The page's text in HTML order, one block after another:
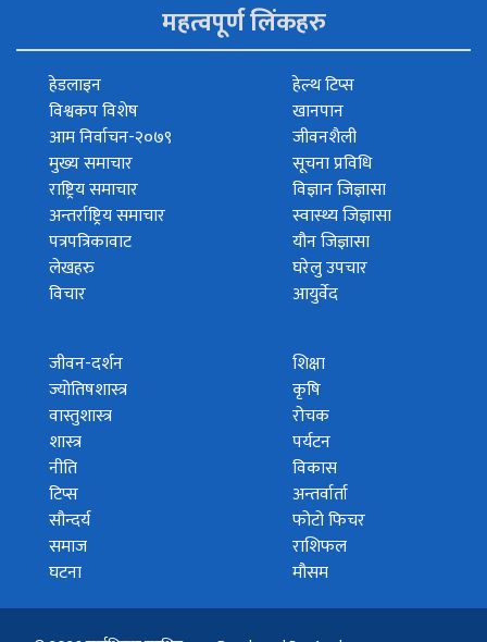
महत्वपूर्ण लिंकहरु
हेडलाइन
विश्वकप विशेष
आम निर्वाचन-२०७९
मुख्य समाचार
राष्ट्रिय समाचार
अन्तर्राष्ट्रिय समाचार
पत्रपत्रिकावाट
लेखहरु
विचार
हेल्थ टिप्स
खानपान
जीवनशैली
सूचना प्रविधि
विज्ञान जिज्ञासा
स्वास्थ्य जिज्ञासा
यौन जिज्ञासा
घरेलु उपचार
आयुर्वेद
जीवन-दर्शन
ज्योतिषशास्त्र
वास्तुशास्त्र
शास्त्र
नीति
टिप्स
सौन्दर्य
समाज
घटना
शिक्षा
कृषि
रोचक
पर्यटन
विकास
अन्तर्वार्ता
फोटो फिचर
राशिफल
मौसम